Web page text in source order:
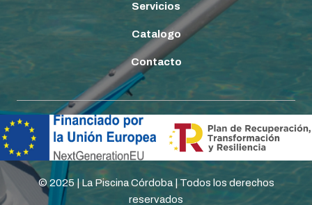
Servicios
Catalogo
Contacto
© 2025 | La Piscina Córdoba | Todos los derechos
reservados